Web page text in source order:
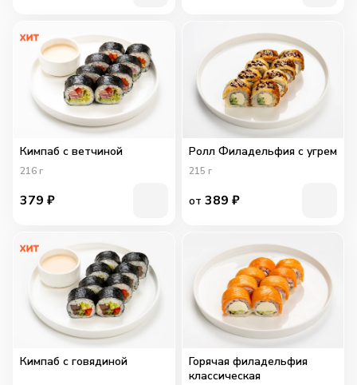
Кимпаб с ветчиной
216 г
379 ₽
Ролл Филадельфия с угрем
215 г
от 389 ₽
Кимпаб с говядиной
Горячая филадельфия
классическая